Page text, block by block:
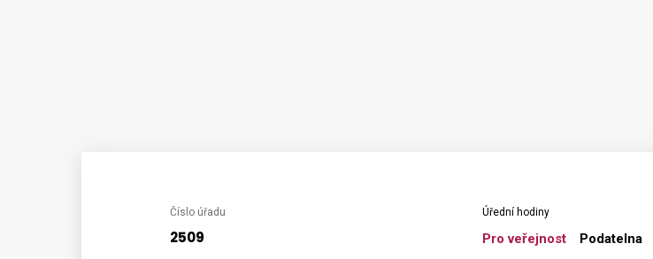
Číslo úřadu
2509
Úřední hodiny
Pro veřejnost Podatelna